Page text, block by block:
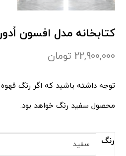
کتابخانه مدل افسون
22,900,000 تومان
توجه داشته باشید که اگر رنگ
محصول سفید رنگ خواهد بود.
رنگ